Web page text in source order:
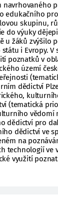
navrhovaného
edukačního
skupinu,
do výuky
u žáků zvýšilo
státu i Evropy.
poznatků v
území
dědictví
(tematická
vědomí
dědictví pro
dědictví ve
na
technologií ve
využití